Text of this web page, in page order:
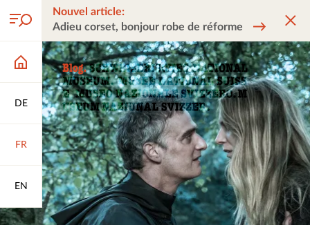
DE
FR
EN
Nouvel article:
Adieu corset, bonjour robe de réforme